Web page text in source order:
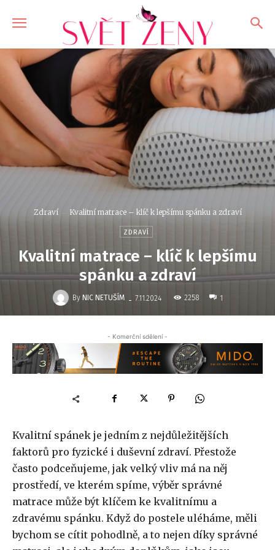
Zdraví Kvalitní matrace – klíč k lepšímu spánku a zdraví
ZDRAVÍ
Kvalitní matrace – klíč k lepšímu
spánku a zdraví
By NIC NETUŠÍM - 7.11.2024 2258 1
- Komerční sdělení -
Kvalitní spánek je jedním z nejdůležitějších
faktorů pro fyzické i duševní zdraví. Přestože
často podceňujeme, jak velký vliv má na něj
prostředí, ve kterém spíme, výběr správné
matrace může být klíčem ke kvalitnímu a
zdravému spánku. Když do postele uléháme, měli
bychom se cítit pohodlně, a to nejen díky správné